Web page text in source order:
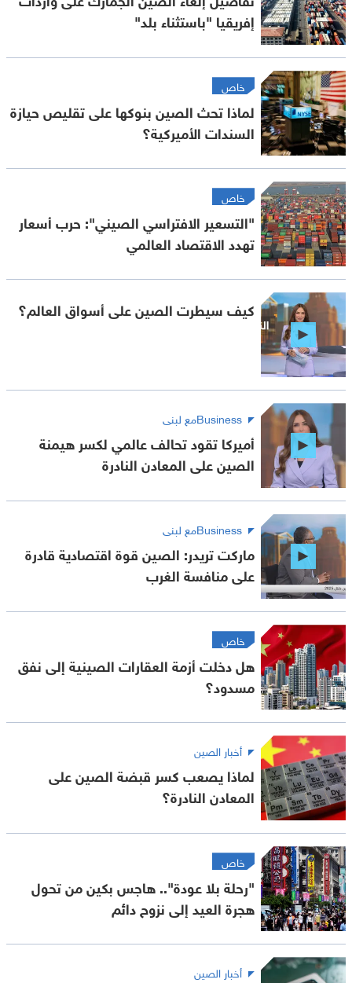
إفريقيا "باستثناء بلد"
خاص
لماذا تحث الصين بنوكها على تقليص حيازة
السندات الأميركية؟
خاص
"التسعير الافتراسي الصيني": حرب أسعار
تهدد الاقتصاد العالمي
كيف سيطرت الصين على أسواق العالم؟
Businessمع لبنى
أميركا تقود تحالف عالمي لكسر هيمنة
الصين على المعادن النادرة
Businessمع لبنى
ماركت تريدر: الصين قوة اقتصادية قادرة
على منافسة الغرب
خاص
هل دخلت أزمة العقارات الصينية إلى نفق
مسدود؟
أخبار الصين
لماذا يصعب كسر قبضة الصين على
المعادن النادرة؟
خاص
"رحلة بلا عودة".. هاجس بكين من تحول
هجرة العيد إلى نزوح دائم
أخبار الصين